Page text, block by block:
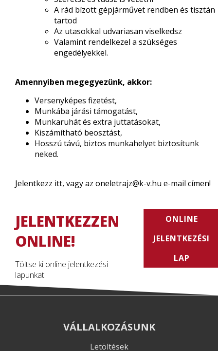
A rád bízott gépjárművet rendben és tisztán
tartod
Az utasokkal udvariasan viselkedsz
Valamint rendelkezel a szükséges
engedélyekkel.
Amennyiben megegyezünk, akkor:
Versenyképes fizetést,
Munkába járási támogatást,
Munkaruhát és extra juttatásokat,
Kiszámítható beosztást,
Hosszú távú, biztos munkahelyet biztosítunk
neked.
Jelentkezz itt, vagy az oneletrajz@k-v.hu e-mail címen!
JELENTKEZZEN
ONLINE!
Töltse ki online jelentkezési
lapunkat!
ONLINE
JELENTKEZÉSI
LAP
VÁLLALKOZÁSUNK
Letöltések